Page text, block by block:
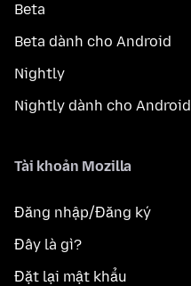
Beta
Beta dành cho Android
Nightly
Nightly dành cho Android
Tài khoản Mozilla
Đăng nhập/Đăng ký
Đây là gì?
Đặt lại mật khẩu